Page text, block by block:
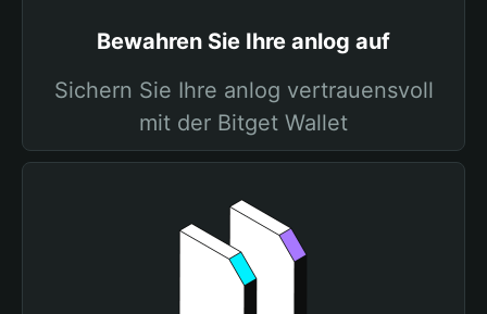
Bewahren Sie Ihre anlog auf
Sichern Sie Ihre anlog vertrauensvoll
mit der Bitget Wallet